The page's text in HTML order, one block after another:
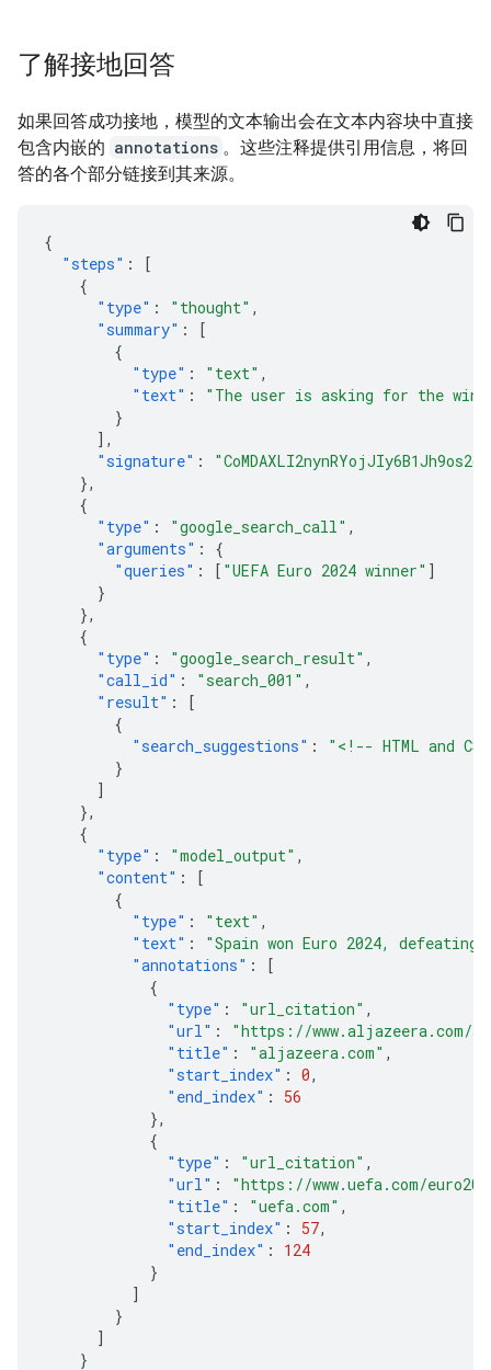
了解接地回答
如果回答成功接地，模型的文本输出会在文本内容块中直接
包含内嵌的 annotations 。这些注释提供引用信息，将回
答的各个部分链接到其来源。
{
"steps" :
[
{
"type" : "thought" ,
"summary" :
[
{
"type" : "text" ,
"text" :
"The user is asking for the
}
],
"signature" :
},
{
"type" : "google_search_call" ,
"arguments" :
{
"queries" : [ "UEFA Euro 2024 winner" ]
}
},
{
"type" : "google_search_result" ,
"call_id" : "search_001" ,
"result" :
[
{
"search_suggestions" :
"<!-- HTML and
}
]
},
{
"type" : "model_output" ,
"content" :
[
{
"type" : "text" ,
"text" :
"Spain won Euro 2024,
"annotations" :
[
{
"type" : "url_citation" ,
"url" :
"https://www.aljazeera.com/
"title" : "aljazeera.com" ,
"start_index" : 0,
"end_index" :
56
},
{
"type" : "url_citation" ,
"url" :
"https://www.uefa.com/
"title" : "uefa.com" ,
"start_index" : 57,
"end_index" :
124
}
]
}
]
}